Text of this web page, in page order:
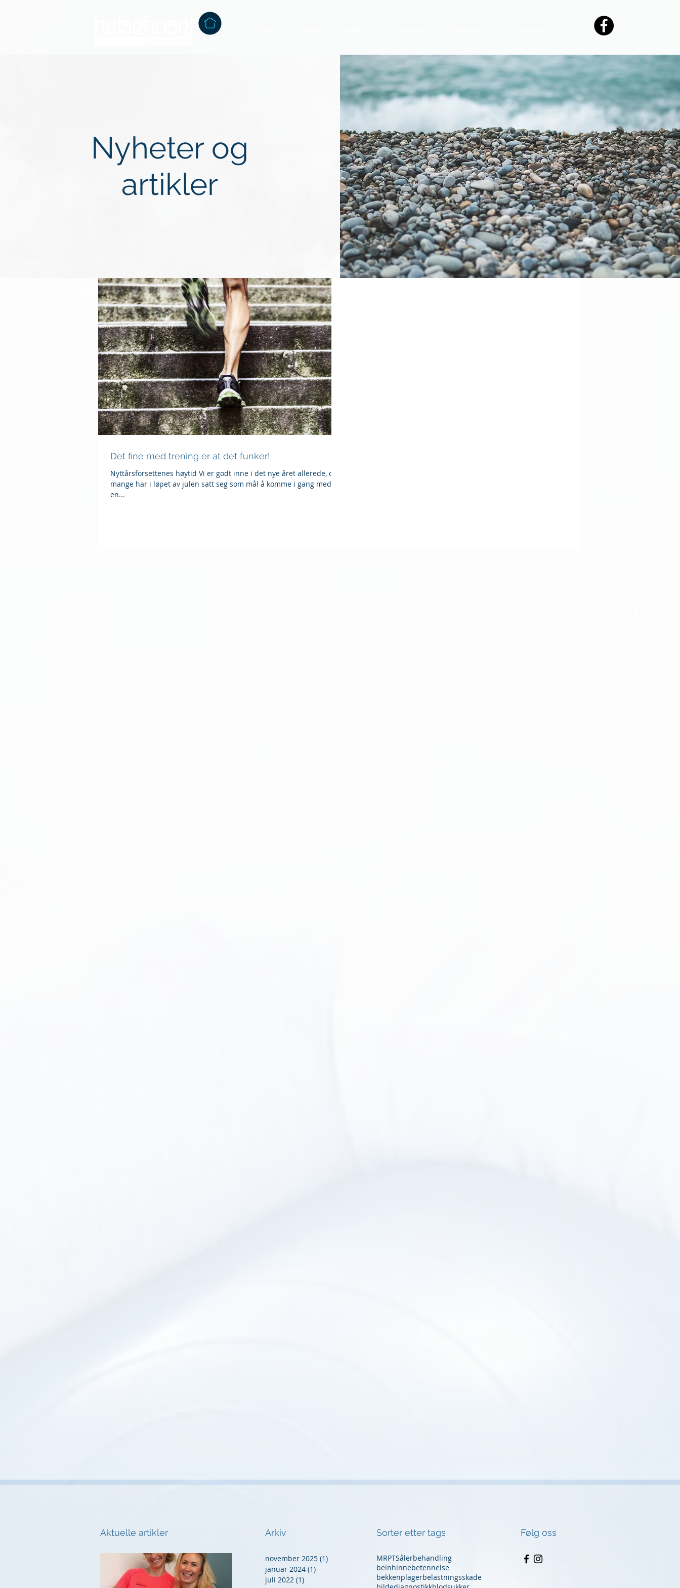
Nyheter og
artikler
Det fine med trening er at det funker!
Nyttårsforsettenes høytid Vi er godt inne i det nye året allerede, og
mange har i løpet av julen satt seg som mål å komme i gang med
en...
Aktuelle artikler Arkiv Sorter etter tags
november 2025 (1)
januar 2024 (1)
juli 2022 (1)
MRPTSålerbehandling
beinhinnebetennelse
bekkenplagerbelastningsskade
Følg oss